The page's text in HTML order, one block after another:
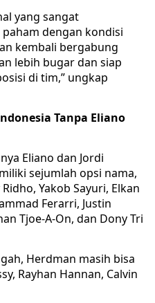
yang sangat
dengan kondisi
kembali bergabung
lebih bugar dan siap
di tim,” ungkap
Tanpa Eliano
Eliano dan Jordi
sejumlah opsi nama,
Yakob Sayuri, Elkan
Ferarri, Justin
Tjoe-A-On, dan Dony Tri
Herdman masih bisa
Rayhan Hannan, Calvin